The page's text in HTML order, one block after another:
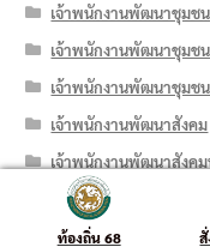
เจ้าพนักงานพัฒนาชุมชน
เจ้าพนักงานพัฒนาชุมช
เจ้าพนักงานพัฒนาชุมช
เจ้าพนักงานพัฒนาสังคม
เจ้าพนักงานพัฒนาสังค
เจ้าพนักงานพัสดุ
เจ้าพนักงานพัสดุปฏิบัติ
ท้องถิ่น 68